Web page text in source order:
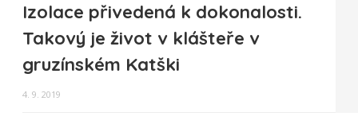
Izolace přivedená k dokonalosti.
Takový je život v klášteře v
gruzínském Katški
4. 9. 2019